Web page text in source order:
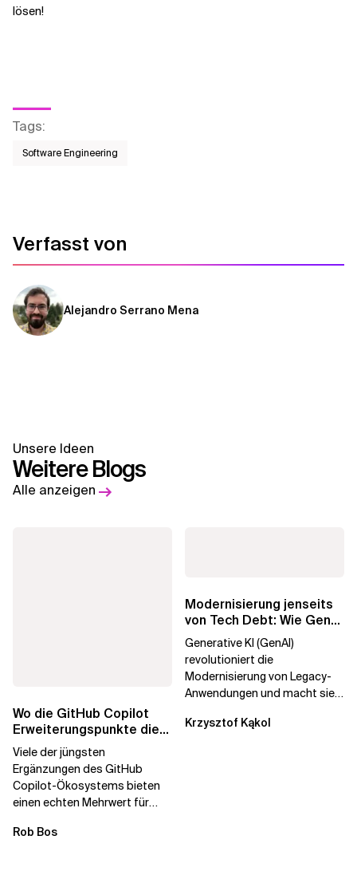
lösen!
Tags:
Software Engineering
Verfasst von
Alejandro Serrano Mena
Unsere Ideen
Weitere Blogs
Alle anzeigen
Wo die GitHub Copilot
Erweiterungspunkte die
Governance brechen
Viele der jüngsten
Ergänzungen des GitHub
Copilot-Ökosystems bieten
einen echten Mehrwert für
aber auch die...
Rob Bos
Modernisierung jenseits
von Tech Debt: Wie GenAI
die
Generative KI (GenAI)
revolutioniert die
Modernisierung von Legacy-
Anwendungen und macht sie
Durch die Automatisierung...
Krzysztof Kąkol